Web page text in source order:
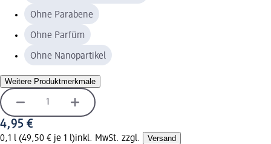
Ohne Parabene
Ohne Parfüm
Ohne Nanopartikel
Weitere Produktmerkmale
4,95 €
0,1 l (49,50 € je 1 l)inkl. MwSt. zzgl. Versand